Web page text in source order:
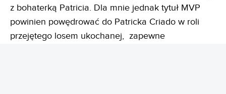
z bohaterką Patricia. Dla mnie jednak tytuł MVP
powinien powędrować do Patricka Criado w roli
przejętego losem ukochanej, zapewne